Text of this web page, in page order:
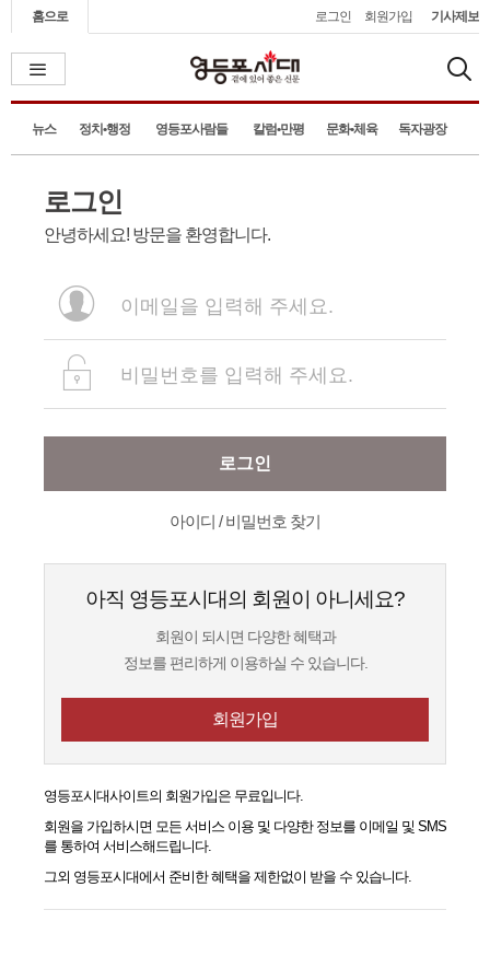
홈으로 로그인 회원가입 기사제보
뉴스 정치•행정 영등포사람들 칼럼•만평 문화•체육 독자광장
로그인
안녕하세요! 방문을 환영합니다.
로그인
아이디 / 비밀번호 찾기
아직 영등포시대의 회원이 아니세요?
회원이 되시면 다양한 혜택과
정보를 편리하게 이용하실 수 있습니다.
회원가입
영등포시대사이트의 회원가입은 무료입니다.
회원을 가입하시면 모든 서비스 이용 및 다양한 정보를 이메일 및 SMS
를 통하여 서비스해드립니다.
그외 영등포시대에서 준비한 혜택을 제한없이 받을 수 있습니다.